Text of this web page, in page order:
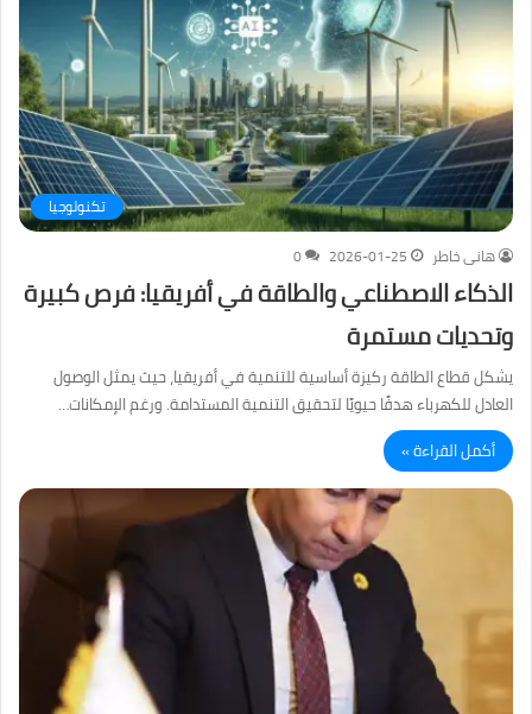
تكنولوجيا
هانى خاطر
2026-01-25
0
الذكاء الاصطناعي والطاقة في أفريقيا: فرص كبيرة
وتحديات مستمرة
يشكل قطاع الطاقة ركيزة أساسية للتنمية في أفريقيا، حيث يمثل الوصول
العادل للكهرباء هدفًا حيويًا لتحقيق التنمية المستدامة. ورغم الإمكانات…
أكمل القراءة »